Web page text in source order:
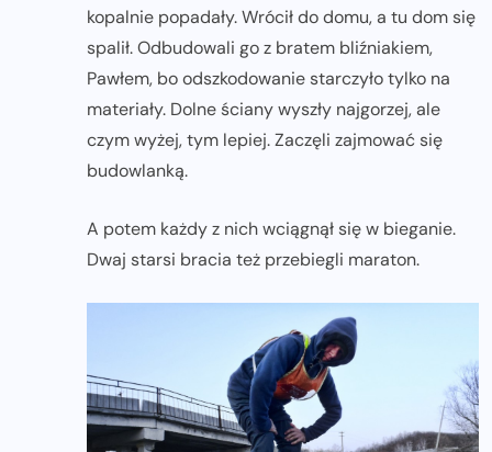
kopalnie popadały. Wrócił do domu, a tu dom się
spalił. Odbudowali go z bratem bliźniakiem,
Pawłem, bo odszkodowanie starczyło tylko na
materiały. Dolne ściany wyszły najgorzej, ale
czym wyżej, tym lepiej. Zaczęli zajmować się
budowlanką.
A potem każdy z nich wciągnął się w bieganie.
Dwaj starsi bracia też przebiegli maraton.